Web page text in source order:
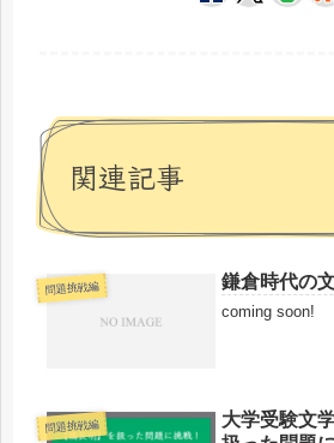
関連記事
問題挑戦編 鎌倉時代の
coming soon!
問題挑戦編
大学受験文